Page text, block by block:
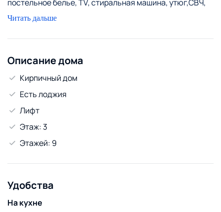
постельное белье, ТV, стиральная машина, утюг,СВЧ,
wi-fi,Zeala и т.п.) гибкая система скидок. Шумным
компаниям не беспокоить
Читать дальше
Описание дома
Кирпичный дом
Есть лоджия
Лифт
Этаж: 3
Этажей: 9
Удобства
На кухне